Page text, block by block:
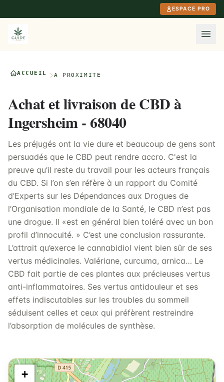
ESPACE PRO
ACCUEIL À PROXIMITÉ
Achat et livraison de CBD à
Ingersheim - 68040
Les préjugés ont la vie dure et beaucoup de gens sont
persuadés que le CBD peut rendre accro. C'est la
preuve qu’il reste du travail pour les acteurs français
du CBD. Si l’on s’en réfère à un rapport du Comité
d’Experts sur les Dépendances aux Drogues de
l’Organisation mondiale de la Santé, le CBD n’est pas
une drogue. Il «est en général bien toléré avec un bon
profil d’innocuité. » C’est une conclusion rassurante.
L’attrait qu’exerce le cannabidiol vient bien sûr de ses
vertus médicinales. Valériane, curcuma, arnica… Le
CBD fait partie de ces plantes aux précieuses vertus
anti-inflammatoires. Ses vertus antidouleur et ses
effets indiscutables sur les troubles du sommeil
séduisent celles et ceux qui préfèrent restreindre
l’absorption de molécules de synthèse.
+